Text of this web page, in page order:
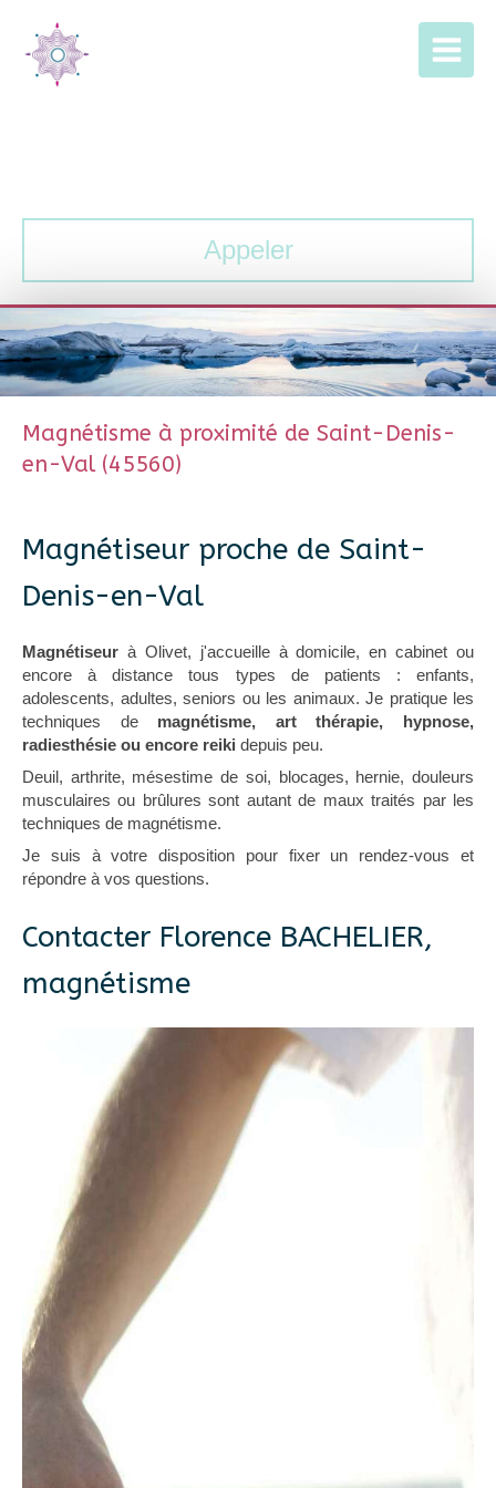
Appeler
Magnétisme à proximité de Saint-Denis-
en-Val (45560)
Magnétiseur proche de Saint-
Denis-en-Val
Magnétiseur à Olivet, j'accueille à domicile, en cabinet ou
encore à distance tous types de patients : enfants,
adolescents, adultes, seniors ou les animaux. Je pratique les
techniques de magnétisme, art thérapie, hypnose,
radiesthésie ou encore reiki depuis peu.
Deuil, arthrite, mésestime de soi, blocages, hernie, douleurs
musculaires ou brûlures sont autant de maux traités par les
techniques de magnétisme.
Je suis à votre disposition pour fixer un rendez-vous et
répondre à vos questions.
Contacter Florence BACHELIER,
magnétisme